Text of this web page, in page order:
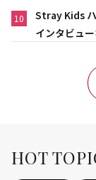
10
Stray Kids
インタビュ
HOT